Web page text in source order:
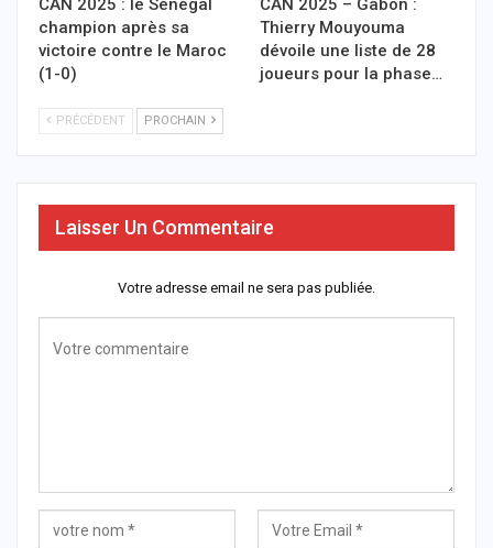
CAN 2025 : le Sénégal
champion après sa
victoire contre le Maroc
(1-0)
CAN 2025 – Gabon :
Thierry Mouyouma
dévoile une liste de 28
joueurs pour la phase…
PRÉCÉDENT PROCHAIN
Laisser Un Commentaire
Votre adresse email ne sera pas publiée.